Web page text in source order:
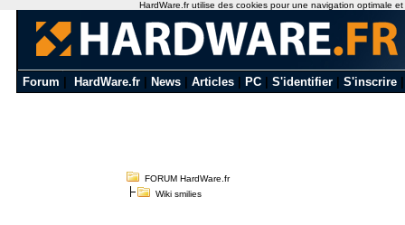
Forum HardWare.fr News Articles PC S'identifier S'inscrire
FORUM HardWare.fr
Wiki smilies
HardWare.fr utilise des cookies pour une navigation optimale